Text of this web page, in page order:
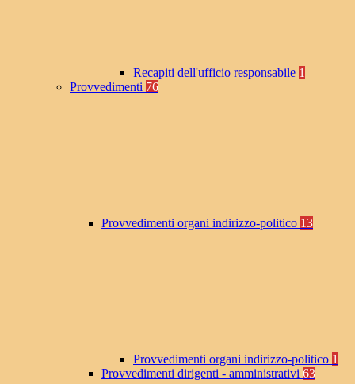
Recapiti dell'ufficio responsabile 1
Provvedimenti 76
Provvedimenti organi indirizzo-politico 13
Provvedimenti organi indirizzo-politico 1
Provvedimenti dirigenti - amministrativi 63